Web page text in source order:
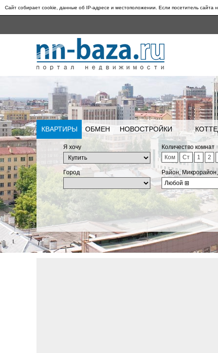
Сайт собирает cookie, данные об IP-адресе и местоположении. Если посетитель сайта
КВАРТИРЫ ОБМЕН НОВОСТРОЙКИ
Я хочу
Количество комнат
Ком
Ст 1 2
Город
Район,
Любой ⊞